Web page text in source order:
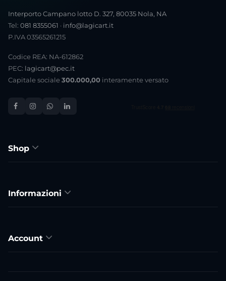
Interporto Campano lotto D. 327, 80035 Nola, NA
Tel: 081 8355061 · info@lagicart.it
P.IVA 03565261215
Codice REA: NA-612862
PEC: lagicart@pec.it
Capitale sociale 300.000,00 interamente versato
Shop
Informazioni
Account